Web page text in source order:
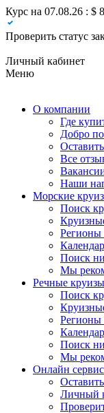
Курс на 07.08.26 : $
Проверить статус
Личный кабинет
Меню
О компании
Где
Добро
Все
Наши
Морские
Поиск
Регионы
Поиск
Мы
Речные круизы
Поиск
Регионы
Поиск
Мы
Онлайн
Личный